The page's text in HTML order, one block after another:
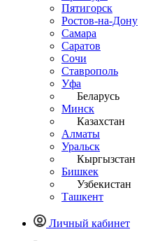
Пятигорск
Ростов-на-Дону
Самара
Саратов
Сочи
Ставрополь
Уфа
Беларусь
Минск
Казахстан
Алматы
Уральск
Кыргызстан
Бишкек
Узбекистан
Ташкент
Личный кабинет